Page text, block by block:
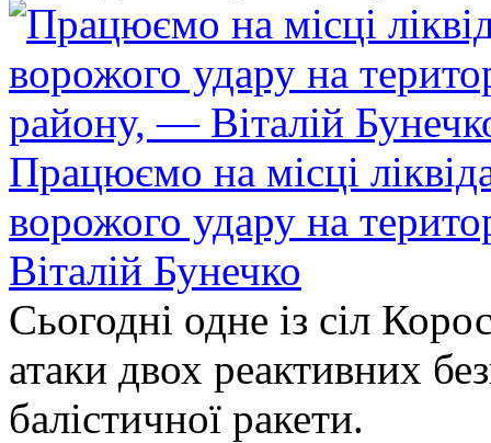
Працюємо на місці
ворожого удару на
Віталій Бунечко
Сьогодні одне із сіл
атаки двох реактивних
балістичної ракети.